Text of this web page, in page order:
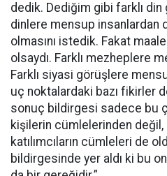
dedik. Dediğim gibi farklı din
dinlere mensup insanlardan
olmasını istedik. Fakat
olsaydı. Farklı mezheplere
Farklı siyasi görüşlere
uç noktalardaki bazı fikirler
sonuç bildirgesi sadece bu
kişilerin cümlelerinden değil,
katılımcıların cümleleri de
bildirgesinde yer aldı ki bu